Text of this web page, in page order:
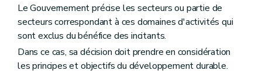
Le Gouvernement précise les secteurs ou partie de
secteurs correspondant à ces domaines d'activités qui
sont exclus du bénéfice des incitants.
Dans ce cas, sa décision doit prendre en considération
les principes et objectifs du développement durable.